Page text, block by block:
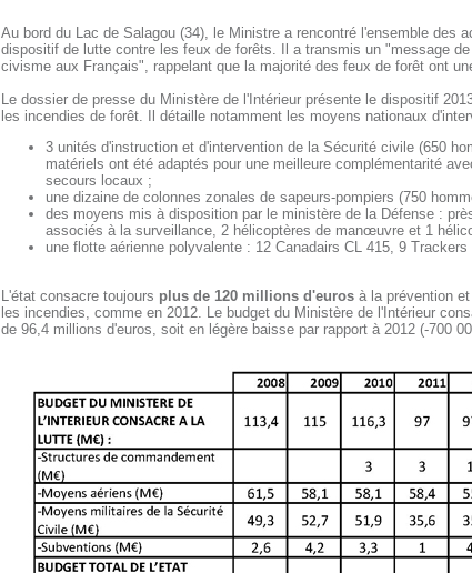
Au bord du Lac de Salagou (34), le Ministre a rencontré l'ensemble des
dispositif de lutte contre les feux de forêts. Il a transmis un "message
civisme aux Français", rappelant que la majorité des feux de forêt ont
Le dossier de presse du Ministère de l'Intérieur présente le dispositif
les incendies de forêt. Il détaille notamment les moyens nationaux
3 unités d'instruction et d'intervention de la Sécurité civile (650
matériels ont été adaptés pour une meilleure complémentarité
secours locaux ;
une dizaine de colonnes zonales de sapeurs-pompiers (750
des moyens mis à disposition par le ministère de la Défense :
associés à la surveillance, 2 hélicoptères de manœuvre et 1
une flotte aérienne polyvalente : 12 Canadairs CL 415, 9
L'état consacre toujours plus de 120 millions d'eurosà la prévention
les incendies, comme en 2012. Le budget du Ministère de l'Intérieur
de 96,4 millions d'euros, soit en légère baisse par rapport à 2012 (-700